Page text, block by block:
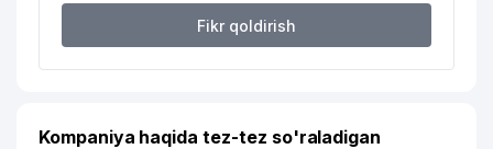
Fikr qoldirish
Kompaniya haqida tez-tez so'raladigan